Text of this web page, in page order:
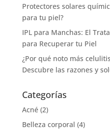
Protectores solares
para tu piel?
IPL para Manchas: El
para Recuperar tu Piel
¿Por qué noto más
Descubre las razones y
Categorías
Acné(2)
Belleza corporal (4)